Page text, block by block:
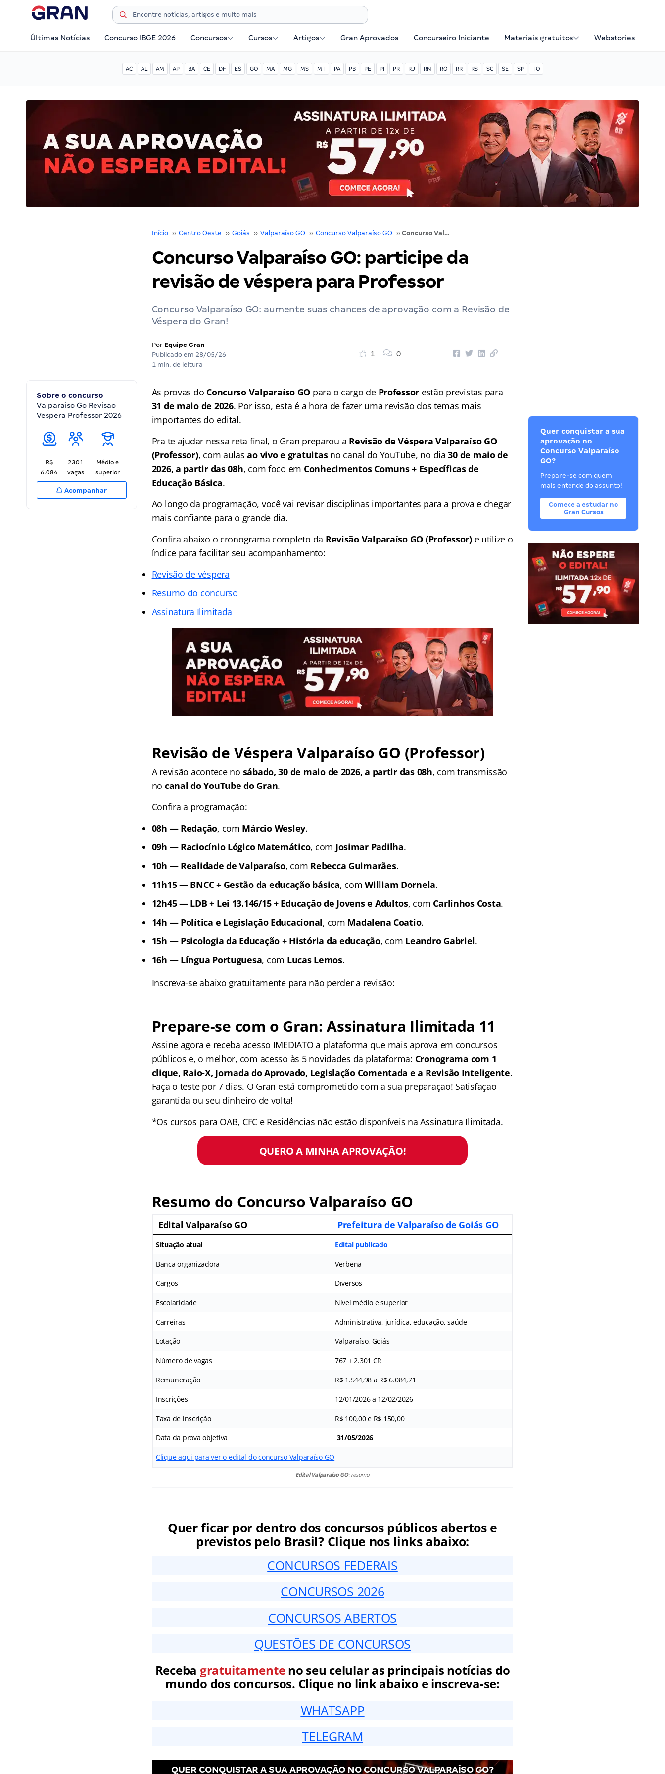
Últimas Notícias Concurso IBGE 2026 Concursos Cursos Artigos Gran Aprovados Concurseiro Iniciante Materiais gratuitos Webstories
AC AL AM AP BA CE DF ES GO MA MG MS MT PA PB PE PI PR RJ RN RO RR RS SC SE SP TO
Início ›› Centro Oeste ›› Goiás ›› Valparaíso GO ›› Concurso Valparaíso GO ›› Concurso Valparaíso GO: participe da revisão de véspera para Professor
Concurso Valparaíso GO: participe da
revisão de véspera para Professor
Concurso Valparaíso GO: aumente suas chances de aprovação com a Revisão de
Véspera do Gran!
Por Equipe Gran
Publicado em 28/05/26
1 min. de leitura
1 0
Sobre o concurso
Valparaiso Go Revisao
Vespera Professor 2026
R$
6.084
2301
vagas
Médio e
superior
Acompanhar
As provas do Concurso Valparaíso GO para o cargo de Professor estão previstas para
31 de maio de 2026. Por isso, esta é a hora de fazer uma revisão dos temas mais
importantes do edital.
Pra te ajudar nessa reta final, o Gran preparou a Revisão de Véspera Valparaíso GO
(Professor), com aulasao vivo e gratuitasno canal do YouTube, no dia30 de maio de
2026, a partir das 08h, com foco em Conhecimentos Comuns + Específicas de
Educação Básica.
Ao longo da programação, você vai revisar disciplinas importantes para a prova e chegar
mais confiante para o grande dia.
Confira abaixo o cronograma completo da Revisão Valparaíso GO (Professor)e utilize o
índice para facilitar seu acompanhamento:
Revisão de véspera
Resumo do concurso
Assinatura Ilimitada
Revisão de Véspera Valparaíso GO (Professor)
A revisão acontece no sábado, 30 de maio de 2026, a partir das 08h, com transmissão
no canal do YouTube do Gran.
Confira a programação:
08h — Redação, com Márcio Wesley.
09h — Raciocínio Lógico Matemático, com Josimar Padilha.
10h — Realidade de Valparaíso, com Rebecca Guimarães.
11h15 — BNCC + Gestão da educação básica, comWilliam Dornela.
12h45 — LDB + Lei 13.146/15 + Educação de Jovens e Adultos, com Carlinhos Costa.
14h — Política e Legislação Educacional, com Madalena Coatio.
15h — Psicologia da Educação + História da educação, com Leandro Gabriel.
16h — Língua Portuguesa, com Lucas Lemos.
Inscreva-se abaixo gratuitamente para não perder a revisão:
Prepare-se com o Gran: Assinatura Ilimitada 11
Assine agora e receba acesso IMEDIATO a plataforma que mais aprova em concursos
públicos e, o melhor, com acesso às 5 novidades da plataforma: Cronograma com 1
clique, Raio-X, Jornada do Aprovado, Legislação Comentada e a Revisão Inteligente.
Faça o teste por 7 dias. O Gran está comprometido com a sua preparação! Satisfação
garantida ou seu dinheiro de volta!
*Os cursos para OAB, CFC e Residências não estão disponíveis na Assinatura Ilimitada.
QUERO A MINHA APROVAÇÃO!
Resumo do Concurso Valparaíso GO
Edital Valparaíso GO Prefeitura de Valparaíso de Goiás GO
Situação atual Edital publicado
Banca organizadora Verbena
Cargos Diversos
Escolaridade Nível médio e superior
Carreiras Administrativa, jurídica, educação, saúde
Lotação Valparaíso, Goiás
Número de vagas 767 + 2.301 CR
Remuneração R$ 1.544,98 a R$ 6.084,71
Inscrições 12/01/2026 a 12/02/2026
Taxa de inscrição R$ 100,00 e R$ 150,00
Data da prova objetiva 31/05/2026
Clique aqui para ver o edital do concurso Valparaíso GO
Edital Valparaíso GO: resumo
Quer ficar por dentro dos concursos públicos abertos e
previstos pelo Brasil? Clique nos links abaixo:
CONCURSOS FEDERAIS
CONCURSOS 2026
CONCURSOS ABERTOS
QUESTÕES DE CONCURSOS
Receba gratuitamenteno seu celular as principais notícias do
mundo dos concursos. Clique no link abaixo e inscreva-se:
WHATSAPP
TELEGRAM
QUER CONQUISTAR A SUA APROVAÇÃO NO CONCURSO VALPARAÍSO GO?
Quer conquistar a sua
aprovação no
Concurso Valparaíso
GO?
Prepare-se com quem
mais entende do assunto!
Comece a estudar no
Gran Cursos